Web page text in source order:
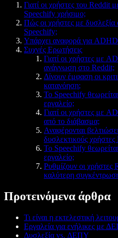
Γιατί οι χρήστες του Reddit
Speechify χρήσιμο;
Πώς οι χρήστες με
Speechify;
Υπάρχει αναφορά για ADHD
Συχνές Ερωτήσεις
Γιατί οι χρήστες με
ανάγνωση στο Reddit;
Δίνουν έμφαση οι
κατανόηση;
Το Speechify
εργαλείο;
Γιατί οι χρήστες με
από το διάβασμα;
Αναφέρονται
δυσλεκτικούς
Το Speechify
εργαλείο;
Ρυθμίζουν οι χρήστες
καλύτερη
Προτεινόμενα άρθρα
Τι είναι η εκτελεστική
Εργαλεία για ενήλικες με
Δυσλεξία vs. ΔΕΠΥ